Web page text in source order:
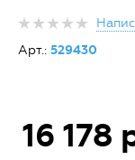
Арт.: 529430
16 178